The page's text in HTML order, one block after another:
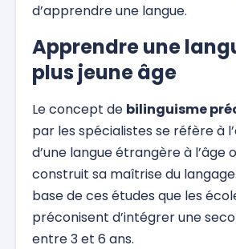
d’apprendre une langue.
Apprendre une
plus jeune âge
Le concept de bilinguisme
par les spécialistes se réfère à
d’une langue étrangère à l’âge
construit sa maîtrise du
base de ces études que les
préconisent d’intégrer une
entre 3 et 6 ans.